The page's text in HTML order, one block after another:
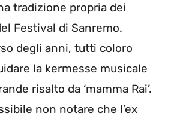
tradizione propria dei
Festival di Sanremo.
degli anni, tutti coloro
la kermesse musicale
risalto da ‘mamma Rai’.
non notare che l’ex